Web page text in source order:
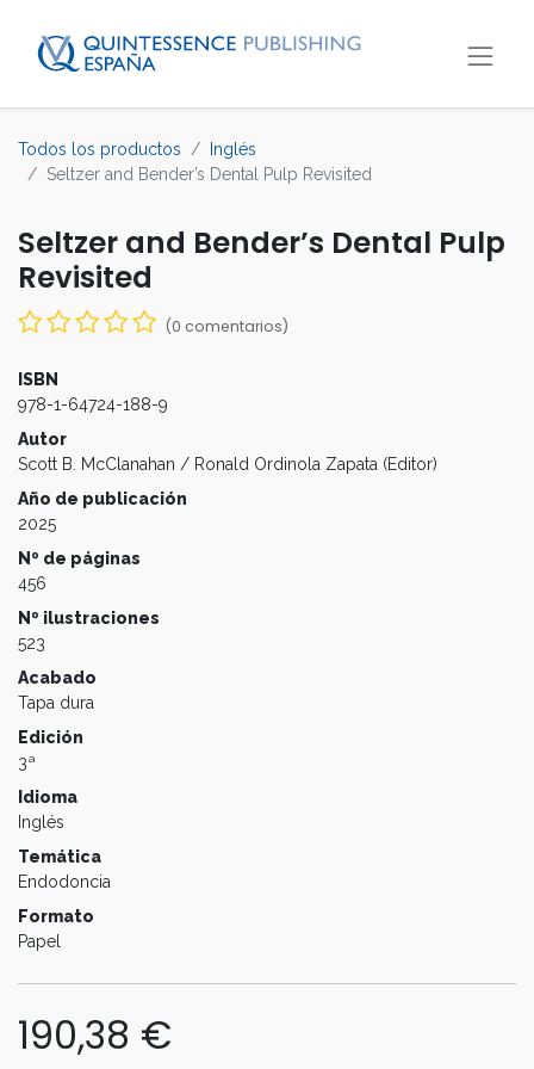
Todos los productos
Inglés
Seltzer and Bender’s Dental Pulp Revisited
Seltzer and Bender’s Dental Pulp
Revisited
(0 comentarios)
ISBN
978-1-64724-188-9
Autor
Scott B. McClanahan / Ronald Ordinola Zapata (Editor)
Año de publicación
2025
Nº de páginas
456
Nº ilustraciones
523
Acabado
Tapa dura
Edición
3ª
Idioma
Inglés
Temática
Endodoncia
Formato
Papel
190,38 €